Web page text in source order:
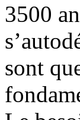
3500
sont